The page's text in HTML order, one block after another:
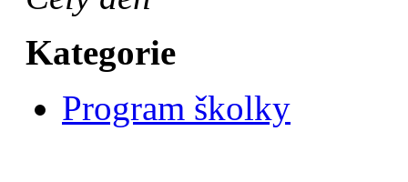
Kategorie
Program školky